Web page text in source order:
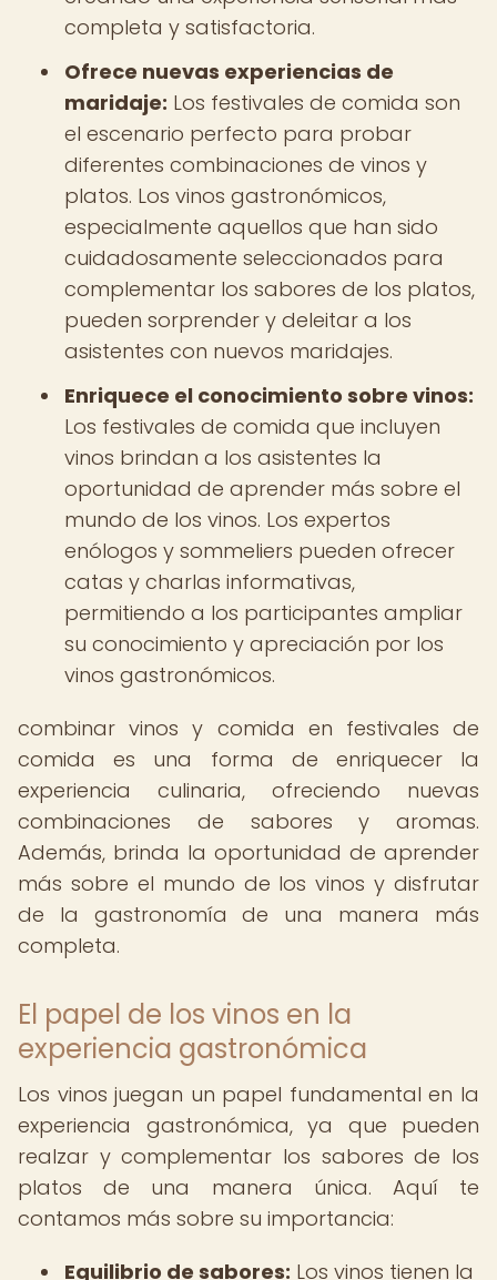
completa y satisfactoria.
Ofrece nuevas experiencias de
maridaje: Los festivales de comida son
el escenario perfecto para probar
diferentes combinaciones de vinos y
platos. Los vinos gastronómicos,
especialmente aquellos que han sido
cuidadosamente seleccionados para
complementar los sabores de los platos,
pueden sorprender y deleitar a los
asistentes con nuevos maridajes.
Enriquece el conocimiento sobre vinos:
Los festivales de comida que incluyen
vinos brindan a los asistentes la
oportunidad de aprender más sobre el
mundo de los vinos. Los expertos
enólogos y sommeliers pueden ofrecer
catas y charlas informativas,
permitiendo a los participantes ampliar
su conocimiento y apreciación por los
vinos gastronómicos.
combinar vinos y comida en festivales de
comida es una forma de enriquecer la
experiencia culinaria, ofreciendo nuevas
combinaciones de sabores y aromas.
Además, brinda la oportunidad de aprender
más sobre el mundo de los vinos y disfrutar
de la gastronomía de una manera más
completa.
El papel de los vinos en la
experiencia gastronómica
Los vinos juegan un papel fundamental en la
experiencia gastronómica, ya que pueden
realzar y complementar los sabores de los
platos de una manera única. Aquí te
contamos más sobre su importancia:
Equilibrio de sabores: Los vinos tienen la